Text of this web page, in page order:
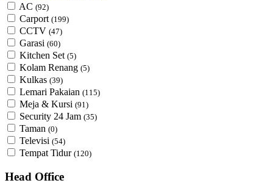
AC (92)
Carport (199)
CCTV (47)
Garasi (60)
Kitchen Set (5)
Kolam Renang (5)
Kulkas (39)
Lemari Pakaian (115)
Meja & Kursi (91)
Security 24 Jam (35)
Taman (0)
Televisi (54)
Tempat Tidur (120)
Head Office